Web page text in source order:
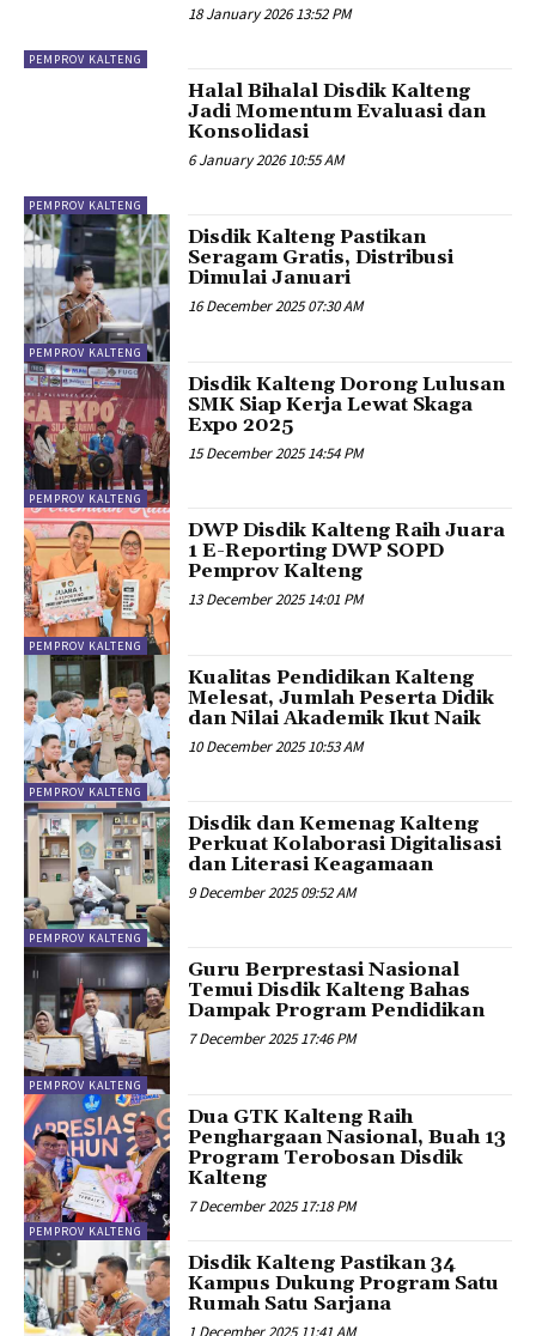
PEMPROV KALTENG
18 January 2026 13:52 PM
PEMPROV KALTENG
Halal Bihalal Disdik Kalteng
Jadi Momentum Evaluasi dan
Konsolidasi
6 January 2026 10:55 AM
PEMPROV KALTENG
Disdik Kalteng Pastikan
Seragam Gratis, Distribusi
Dimulai Januari
16 December 2025 07:30 AM
PEMPROV KALTENG
Disdik Kalteng Dorong Lulusan
SMK Siap Kerja Lewat Skaga
Expo 2025
15 December 2025 14:54 PM
PEMPROV KALTENG
DWP Disdik Kalteng Raih Juara
1 E-Reporting DWP SOPD
Pemprov Kalteng
13 December 2025 14:01 PM
PEMPROV KALTENG
Kualitas Pendidikan Kalteng
Melesat, Jumlah Peserta Didik
dan Nilai Akademik Ikut Naik‎ ‎
10 December 2025 10:53 AM
PEMPROV KALTENG
Disdik dan Kemenag Kalteng
Perkuat Kolaborasi Digitalisasi
dan Literasi Keagamaan
9 December 2025 09:52 AM
PEMPROV KALTENG
Guru Berprestasi Nasional
Temui Disdik Kalteng Bahas
Dampak Program Pendidikan
7 December 2025 17:46 PM
PEMPROV KALTENG
Dua GTK Kalteng Raih
Penghargaan Nasional, Buah 13
Program Terobosan Disdik
Kalteng
7 December 2025 17:18 PM
Disdik Kalteng Pastikan 34
Kampus Dukung Program Satu
Rumah Satu Sarjana